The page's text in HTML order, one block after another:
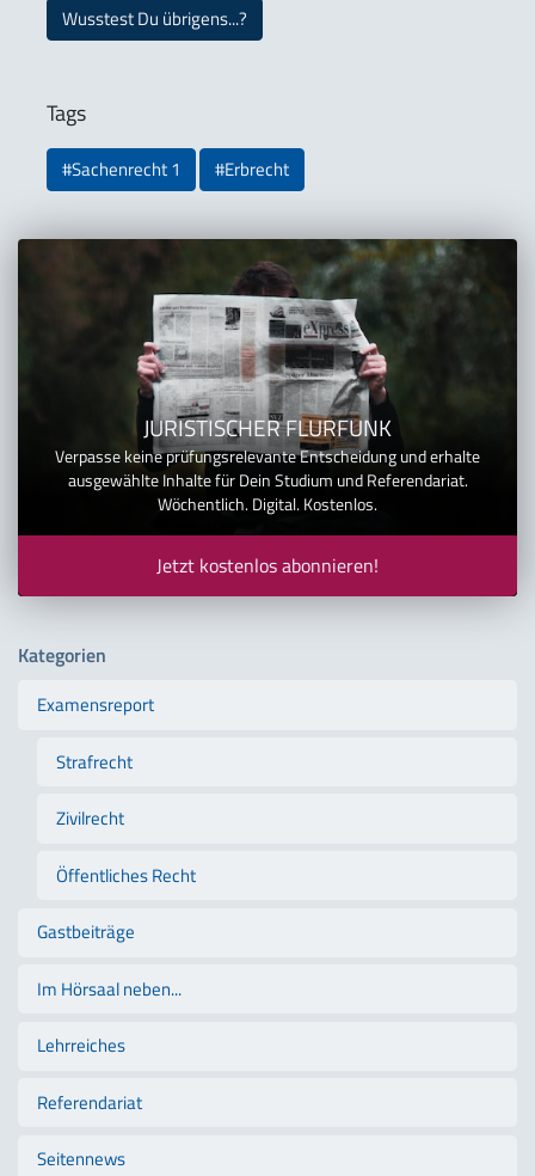
Wusstest Du übrigens...?
Tags
#Sachenrecht 1 #Erbrecht
JURISTISCHER FLURFUNK
Verpasse keine prüfungsrelevante Entscheidung und erhalte
ausgewählte Inhalte für Dein Studium und Referendariat.
Wöchentlich. Digital. Kostenlos.
Jetzt kostenlos abonnieren!
Kategorien
Examensreport
Strafrecht
Zivilrecht
Öffentliches Recht
Gastbeiträge
Im Hörsaal neben...
Lehrreiches
Referendariat
Seitennews